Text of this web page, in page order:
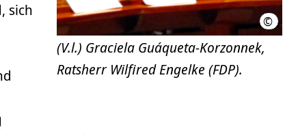
© LHH
(V.l.) Graciela Guáqueta-Korzonnek,
Ratsherr Wilfired Engelke (FDP).
sich